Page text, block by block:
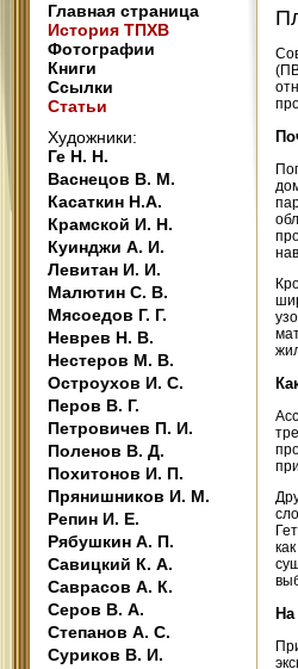
Главная страница
История ТПХВ
Фотографии
Книги
Ссылки
Статьи
Художники:
Ге Н. Н.
Васнецов В. М.
Касаткин Н.А.
Крамской И. Н.
Куинджи А. И.
Левитан И. И.
Малютин С. В.
Мясоедов Г. Г.
Неврев Н. В.
Нестеров М. В.
Остроухов И. С.
Перов В. Г.
Петровичев П. И.
Поленов В. Д.
Похитонов И. П.
Прянишников И. М.
Репин И. Е.
Рябушкин А. П.
Савицкий К. А.
Саврасов А. К.
Серов В. А.
Степанов А. С.
Суриков В. И.